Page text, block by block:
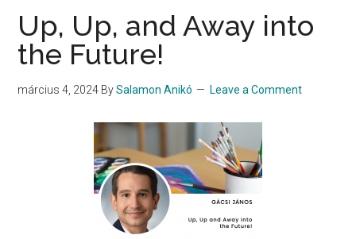
játéka
a
Up, Up, and Away into
the Future!
március 4, 2024 BySalamon Anikó Leave a Comment